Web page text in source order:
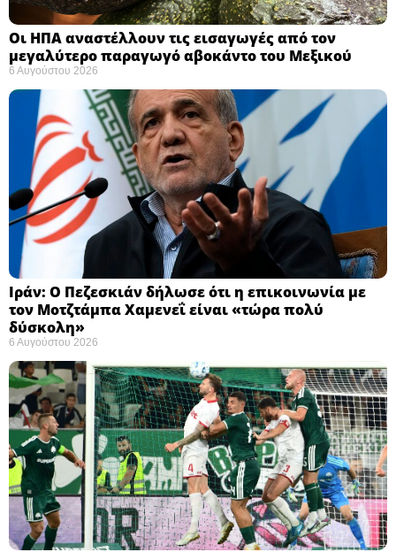
Οι ΗΠΑ αναστέλλουν τις εισαγωγές από τον
μεγαλύτερο παραγωγό αβοκάντο του Μεξικού ​
6 Αυγούστου 2026
Ιράν: Ο Πεζεσκιάν δήλωσε ότι η επικοινωνία με
τον Μοτζτάμπα Χαμενεΐ είναι «τώρα πολύ
δύσκολη» ​
6 Αυγούστου 2026